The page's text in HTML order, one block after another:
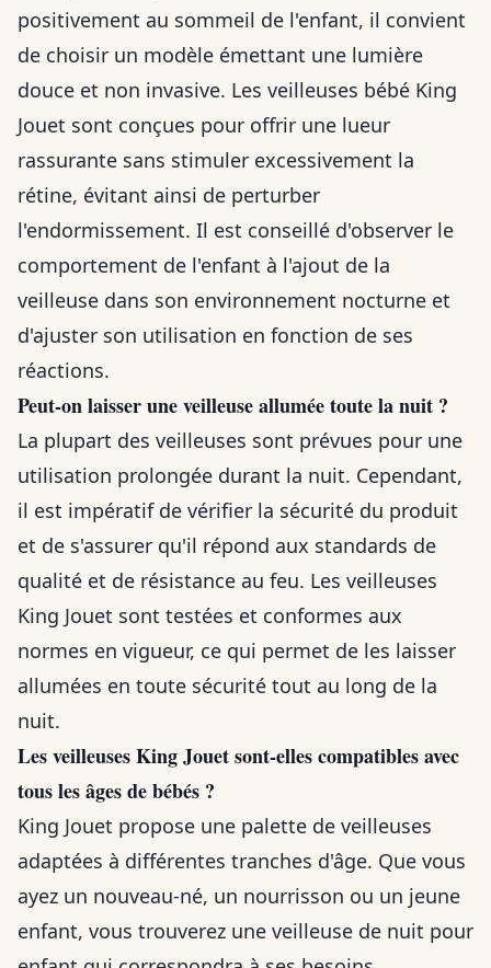
positivement au sommeil de l'enfant, il convient
de choisir un modèle émettant une lumière
douce et non invasive. Les veilleuses bébé King
Jouet sont conçues pour offrir une lueur
rassurante sans stimuler excessivement la
rétine, évitant ainsi de perturber
l'endormissement. Il est conseillé d'observer le
comportement de l'enfant à l'ajout de la
veilleuse dans son environnement nocturne et
d'ajuster son utilisation en fonction de ses
réactions.
Peut-on laisser une veilleuse allumée toute la nuit ?
La plupart des veilleuses sont prévues pour une
utilisation prolongée durant la nuit. Cependant,
il est impératif de vérifier la sécurité du produit
et de s'assurer qu'il répond aux standards de
qualité et de résistance au feu. Les veilleuses
King Jouet sont testées et conformes aux
normes en vigueur, ce qui permet de les laisser
allumées en toute sécurité tout au long de la
nuit.
Les veilleuses King Jouet sont-elles compatibles avec
tous les âges de bébés ?
King Jouet propose une palette de veilleuses
adaptées à différentes tranches d'âge. Que vous
ayez un nouveau-né, un nourrisson ou un jeune
enfant, vous trouverez une veilleuse de nuit pour